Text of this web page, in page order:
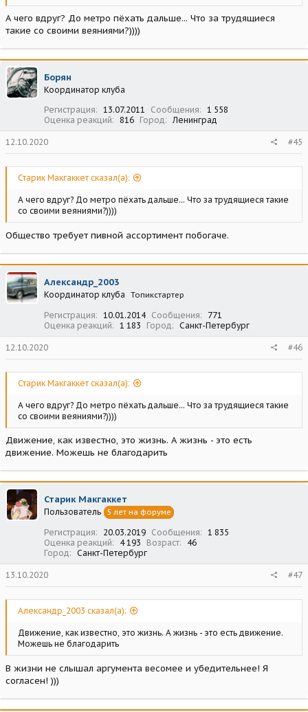
описание, фотографии и отзывы на все
заведения в доме
yandex.ru
А чего вдруг? До метро пёхать дальше... Что за трудящиеся
такие со своими веяниями?))))
Борян
Координатор клуба
Регистрация
13.07.2011 Сообщения
1 558
Оценка реакций
816 Город Ленинград
12.10.2020 #45
Старик Макгаккет сказал(а):
А чего вдруг? До метро пёхать дальше... Что за трудящиеся такие
со своими веяниями?))))
Общество требует пивной ассортимент побогаче.
Александр_2003
Координатор клуба Топикстартер
Регистрация 10.01.2014 Сообщения
771
Оценка реакций
1 183 Город Санкт-Петербург
12.10.2020 #46
Старик Макгаккет сказал(а):
А чего вдруг? До метро пёхать дальше... Что за трудящиеся такие
со своими веяниями?))))
Движение, как известно, это жизнь. А жизнь - это есть
движение. Можешь не благодарить
Старик Макгаккет
Пользователь 5 лет на форуме
Регистрация 20.03.2019 Сообщения
1 835
Оценка реакций
4 193 Возраст
46
Город
Санкт-Петербург
13.10.2020 #47
Александр_2003 сказал(а):
Движение, как известно, это жизнь. А жизнь - это есть движение.
Можешь не благодарить
В жизни не слышал аргумента весомее и убедительнее! Я
согласен! )))